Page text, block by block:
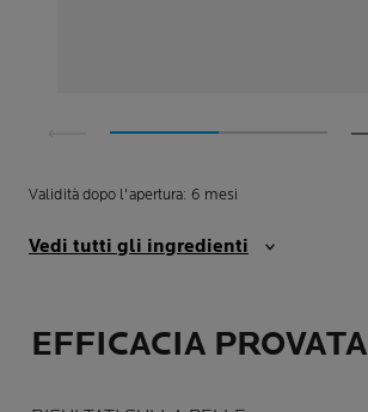
Validità dopo l'apertura: 6 mesi
Vedi tutti gli ingredienti
EFFICACIA PROVATA